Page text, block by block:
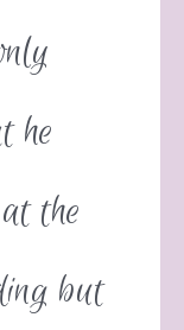
he
the
but